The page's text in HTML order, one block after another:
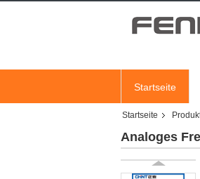
Startseite
Startseite
Analoges